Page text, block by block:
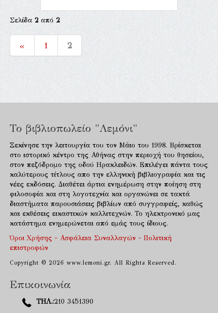
Σελίδα2από2
« 1 2
Το βιβλιοπωλείο "Λεμόνι"
Ξεκίνησε την λειτουργία του τον Μάιο του 1998. Βρίσκεται
στο ιστορικό κέντρο της Αθήνας στην περιοχή του θησείου,
στον πεζόδρομο της οδού Ηρακλειδών. Επιλέγει πάντα τους
καλύτερους τίτλους απο την ελληνική βιβλιογραφία και τις
νέες εκδόσεις. Διαθέτει άρτια ενημέρωση στην ποίηση στη
φιλοσοφία και στη λογοτεχνία και οργανώνει σε τακτά
διαστήματα παρουσιάσεις βιβλίων από συγγραφείς, καθώς
και εκθέσεις εικαστικών καλλιτεχνών. Το ηλεκτρονικό μας
κατάστημα ενημερώνεται από εμάς τους ίδιους.
Όροι Χρήσης - Ασφάλεια Συναλλαγών - Πολιτική
επιστροφών
Copyright © 2026 www.lemoni.gr. All Rights Reserved.
Επικοινωνία
ΤΗΛ.:210 3451390